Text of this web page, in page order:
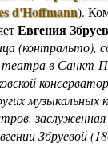
d'Hoffmann).
Евгения
в Санкт-
Збруевой